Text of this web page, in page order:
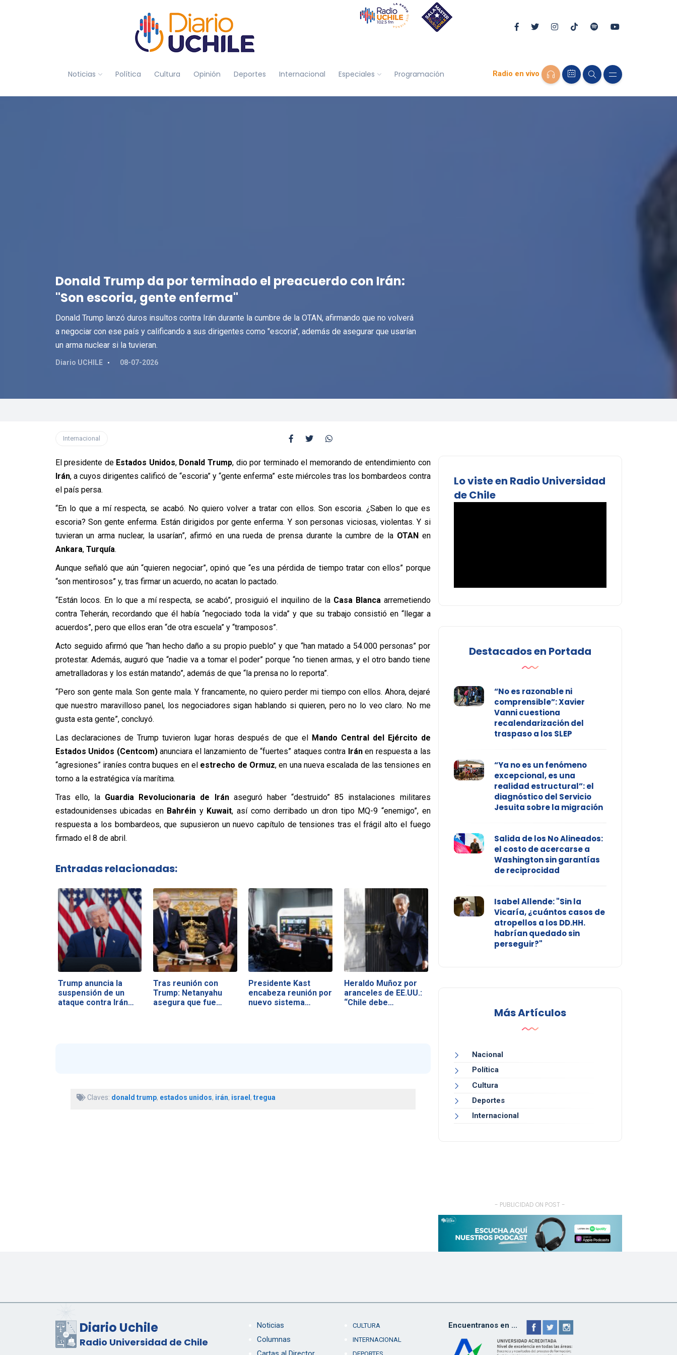
Noticias Política Cultura Opinión Deportes Internacional Especiales Programación Radio en vivo
Donald Trump da por terminado el preacuerdo con Irán:
"Son escoria, gente enferma"
Donald Trump lanzó duros insultos contra Irán durante la cumbre de la OTAN, afirmando que no volverá
a negociar con ese país y calificando a sus dirigentes como "escoria", además de asegurar que usarían
un arma nuclear si la tuvieran.
Diario UCHILE 08-07-2026
Internacional
El presidente de Estados Unidos, Donald Trump, dio por terminado el memorando de entendimiento con
Irán, a cuyos dirigentes calificó de “escoria” y “gente enferma” este miércoles tras los bombardeos contra
el país persa.
“En lo que a mí respecta, se acabó. No quiero volver a tratar con ellos. Son escoria. ¿Saben lo que es
escoria? Son gente enferma. Están dirigidos por gente enferma. Y son personas viciosas, violentas. Y si
tuvieran un arma nuclear, la usarían”, afirmó en una rueda de prensa durante la cumbre de la OTANen
Ankara, Turquía.
Aunque señaló que aún “quieren negociar”, opinó que “es una pérdida de tiempo tratar con ellos” porque
“son mentirosos” y, tras firmar un acuerdo, no acatan lo pactado.
“Están locos. En lo que a mí respecta, se acabó”, prosiguió el inquilino de la Casa Blancaarremetiendo
contra Teherán, recordando que él había “negociado toda la vida” y que su trabajo consistió en “llegar a
acuerdos”, pero que ellos eran “de otra escuela” y “tramposos”.
Acto seguido afirmó que “han hecho daño a su propio pueblo” y que “han matado a 54.000 personas” por
protestar. Además, auguró que “nadie va a tomar el poder” porque “no tienen armas, y el otro bando tiene
ametralladoras y los están matando”, además de que “la prensa no lo reporta”.
“Pero son gente mala. Son gente mala. Y francamente, no quiero perder mi tiempo con ellos. Ahora, dejaré
que nuestro maravilloso panel, los negociadores sigan hablando si quieren, pero no lo veo claro. No me
gusta esta gente”, concluyó.
Las declaraciones de Trump tuvieron lugar horas después de que el Mando Central del Ejército de
Estados Unidos (Centcom)anunciara el lanzamiento de “fuertes” ataques contra Iránen respuesta a las
“agresiones” iraníes contra buques en el estrecho de Ormuz, en una nueva escalada de las tensiones en
torno a la estratégica vía marítima.
Tras ello, la Guardia Revolucionaria de Iránaseguró haber “destruido” 85 instalaciones militares
estadounidenses ubicadas en Bahréin y Kuwait, así como derribado un dron tipo MQ-9 “enemigo”, en
respuesta a los bombardeos, que supusieron un nuevo capítulo de tensiones tras el frágil alto el fuego
firmado el 8 de abril.
Entradas relacionadas:
Trump anuncia la
suspensión de un
ataque contra Irán…
Tras reunión con
Trump: Netanyahu
asegura que fue…
Presidente Kast
encabeza reunión por
nuevo sistema…
Heraldo Muñoz por
aranceles de EE.UU.:
“Chile debe…
Claves: donald trump, estados unidos, irán, israel , tregua
Lo viste en Radio Universidad
de Chile
Destacados en Portada
“No es razonable ni
comprensible”: Xavier
Vanni cuestiona
recalendarización del
traspaso a los SLEP
“Ya no es un fenómeno
excepcional, es una
realidad estructural”: el
diagnóstico del Servicio
Jesuita sobre la migración
Salida de los No Alineados:
el costo de acercarse a
Washington sin garantías
de reciprocidad
Isabel Allende: "Sin la
Vicaría, ¿cuántos casos de
atropellos a los DD.HH.
habrían quedado sin
perseguir?"
Más Artículos
Nacional
Política
Cultura
Deportes
Internacional
- PUBLICIDAD ON POST -
Diario Uchile
Radio Universidad de Chile
Noticias
Columnas
CULTURA
INTERNACIONAL
Encuentranos en ...